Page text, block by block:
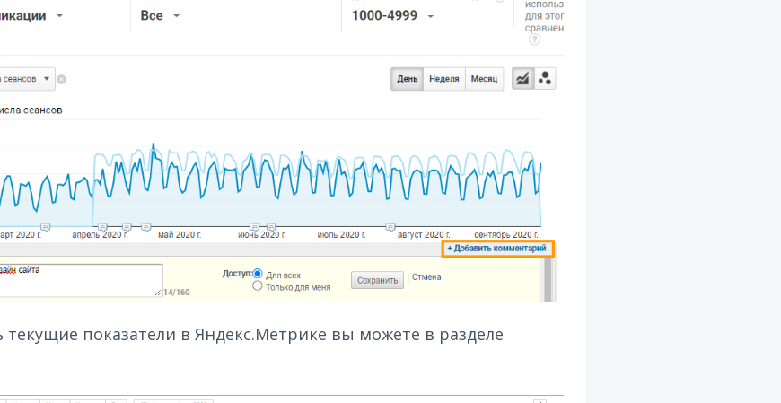
текущие показатели в Яндекс.Метрике вы можете в разделе